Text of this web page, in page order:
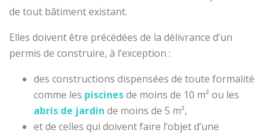
de tout bâtiment existant.
Elles doivent être précédées de la délivrance d’un
permis de construire, à l’exception :
des constructions dispensées de toute formalité
comme les piscinesde moins de 10 m² ou les
abris de jardin de moins de 5 m²,
et de celles qui doivent faire l’objet d’une